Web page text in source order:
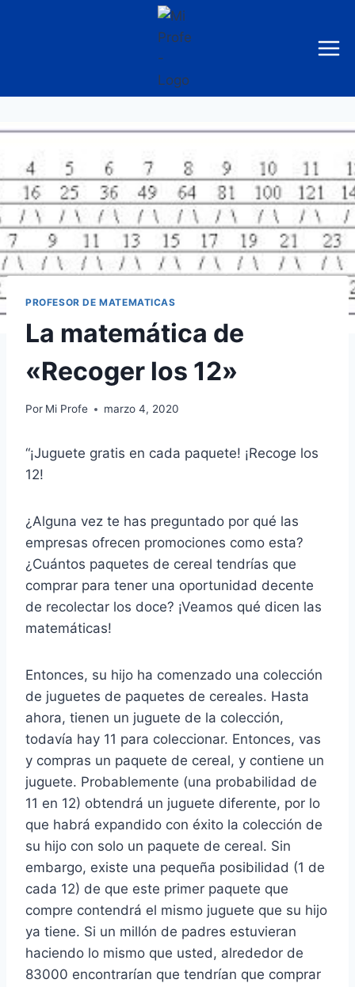
PROFESOR DE MATEMATICAS
La matemática de
«Recoger los 12»
Por Mi Profe marzo 4, 2020
“¡Juguete gratis en cada paquete! ¡Recoge los
12!
¿Alguna vez te has preguntado por qué las
empresas ofrecen promociones como esta?
¿Cuántos paquetes de cereal tendrías que
comprar para tener una oportunidad decente
de recolectar los doce? ¡Veamos qué dicen las
matemáticas!
Entonces, su hijo ha comenzado una colección
de juguetes de paquetes de cereales. Hasta
ahora, tienen un juguete de la colección,
todavía hay 11 para coleccionar. Entonces, vas
y compras un paquete de cereal, y contiene un
juguete. Probablemente (una probabilidad de
11 en 12) obtendrá un juguete diferente, por lo
que habrá expandido con éxito la colección de
su hijo con solo un paquete de cereal. Sin
embargo, existe una pequeña posibilidad (1 de
cada 12) de que este primer paquete que
compre contendrá el mismo juguete que su hijo
ya tiene. Si un millón de padres estuvieran
haciendo lo mismo que usted, alrededor de
83000 encontrarían que tendrían que comprar